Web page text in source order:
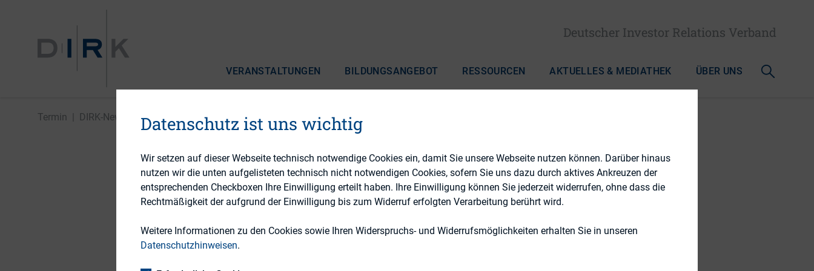
Deutscher Investor Relations Verband
VERANSTALTUNGEN BILDUNGSANGEBOT RESSOURCEN AKTUELLES & MEDIATHEK ÜBER UNS
Termin DIRK-Newsletter April 2025 erscheint
30. APRIL 2025
DIRK-Newsletter April 2025 erscheint
Beginn:
Datenschutz ist uns wichtig
Wir setzen auf dieser Webseite technisch notwendige Cookies ein, damit Sie unsere Webseite nutzen können. Darüber hinaus
nutzen wir die unten aufgelisteten technisch nicht notwendigen Cookies, sofern Sie uns dazu durch aktives Ankreuzen der
entsprechenden Checkboxen Ihre Einwilligung erteilt haben. Ihre Einwilligung können Sie jederzeit widerrufen, ohne dass die
Rechtmäßigkeit der aufgrund der Einwilligung bis zum Widerruf erfolgten Verarbeitung berührt wird.
Weitere Informationen zu den Cookies sowie Ihren Widerspruchs- und Widerrufsmöglichkeiten erhalten Sie in unseren
Datenschutzhinweisen.